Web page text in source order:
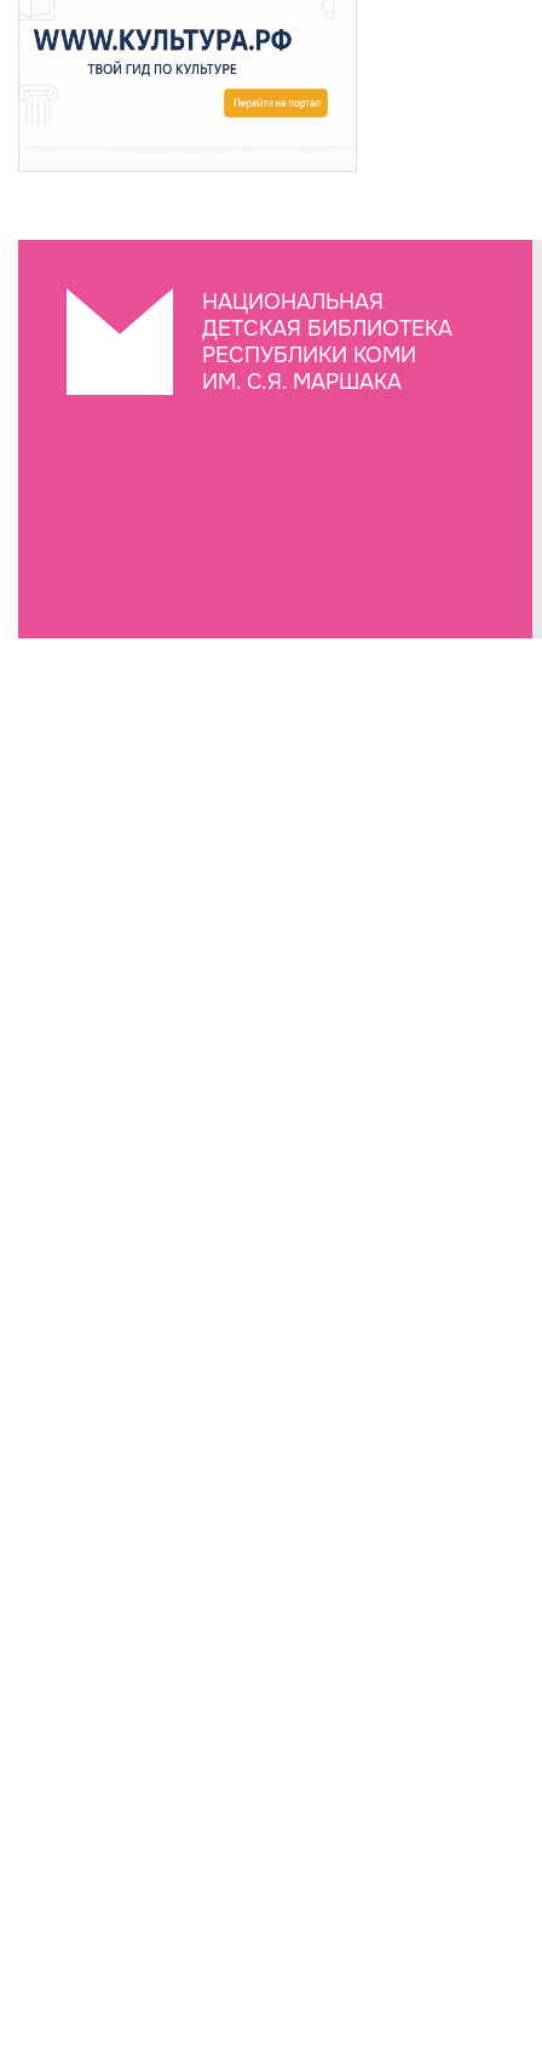
НАЦИОНАЛЬНАЯ
ДЕТСКАЯ БИБЛИОТЕКА
РЕСПУБЛИКИ КОМИ
ИМ. С.Я. МАРШАКА